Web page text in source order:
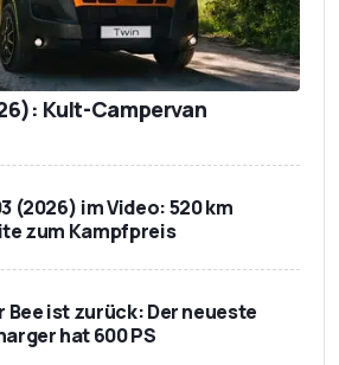
Kult-Campervan
(2026) im Video: 520 km
zum Kampfpreis
Bee ist zurück: Der neueste
hat 600 PS